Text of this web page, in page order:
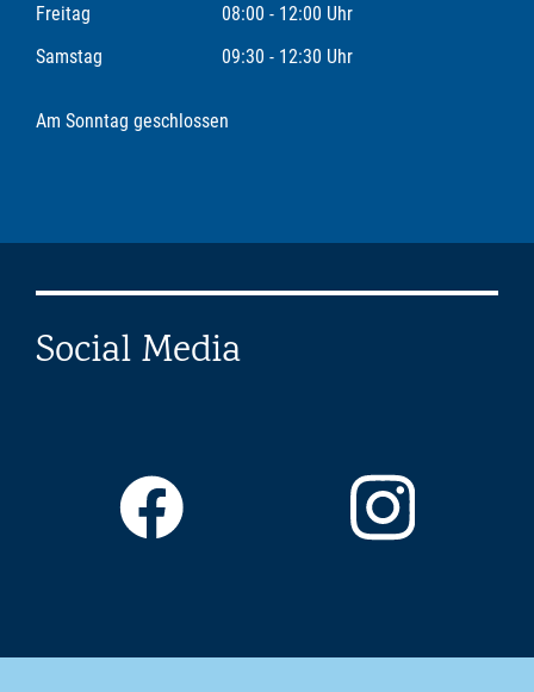
Freitag
08:00 - 12:00 Uhr
Samstag
09:30 - 12:30 Uhr
Am Sonntag geschlossen
Social Media